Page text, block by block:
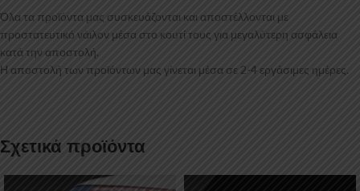
Όλα τα προϊόντα μας συσκευάζονται και αποστέλλονται με
προστατευτικό νάιλον μέσα στο κουτί τους για μεγαλύτερη ασφάλεια
κατά την αποστολή.
Η αποστολή των προϊόντων μας γίνεται μέσα σε 2-4 εργάσιμες ημέρες.
Σχετικά προϊόντα